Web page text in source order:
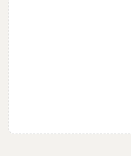
İnfaz Hukuk Danışmanlığı